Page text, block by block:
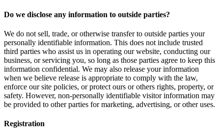
Do we disclose any information to outside parties?
We do not sell, trade, or otherwise transfer to outside parties your
personally identifiable information. This does not include trusted
third parties who assist us in operating our website, conducting our
business, or servicing you, so long as those parties agree to keep this
information confidential. We may also release your information
when we believe release is appropriate to comply with the law,
enforce our site policies, or protect ours or others rights, property, or
safety. However, non-personally identifiable visitor information may
be provided to other parties for marketing, advertising, or other uses.
Registration